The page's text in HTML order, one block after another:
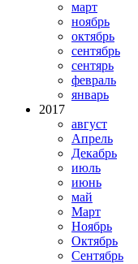
март
ноябрь
октябрь
сентябрь
сентярь
февраль
январь
2017
август
Апрель
Декабрь
июль
июнь
май
Март
Ноябрь
Октябрь
Сентябрь